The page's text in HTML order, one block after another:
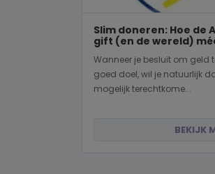
Slim doneren: Hoe de
gift (en de wereld)
Wanneer je besluit om geld
goed doel, wil je natuurlijk
mogelijk terechtkome...
BEKIJK